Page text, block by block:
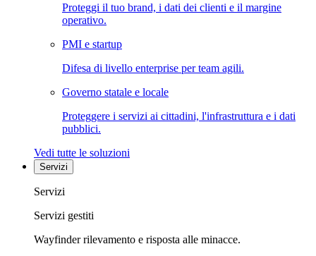
Proteggi il tuo brand, i dati dei clienti e il margine
operativo.
PMI e startup
Difesa di livello enterprise per team agili.
Governo statale e locale
Proteggere i servizi ai cittadini, l'infrastruttura e i dati
pubblici.
Vedi tutte le soluzioni
Servizi
Servizi
Servizi gestiti
Wayfinder rilevamento e risposta alle minacce.